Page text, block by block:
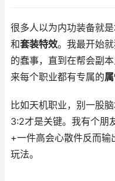
很多人以为内功装备就
和套装特效。我最开始
的蠢事，直到在帮会副
来每个职业都有专属的
比如天机职业，别一股
3:2才是关键。我有个朋
+一件高会心散件反而输
玩法。